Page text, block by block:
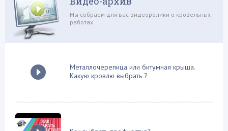
Односкатная крыша
Ондулин
Проектирование и расчеты
Системы обогрева
Мы собраем для вас видеоролики о кровельных
работах
Металлочерепица или битумная крыша.
Какую кровлю выбрать ?